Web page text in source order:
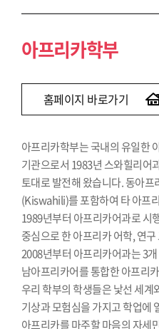
아프리카학부
홈페이지 바로가기
아프리카학부는 국내의 유일한
기관으로서 1983년 스와힐리어
토대로 발전해 왔습니다. 동아
(Kiswahili)를 포함하여 타 아프
1989년부터 아프리카어과로 시
중심으로 한 아프리카 어학, 연
2008년부터 아프리카어과는 3
남아프리카어를 통합한 아프리
우리 학부의 학생들은 낯선 세계
기상과 모험심을 가지고 학업에
아프리카를 마주할 마음의 자세